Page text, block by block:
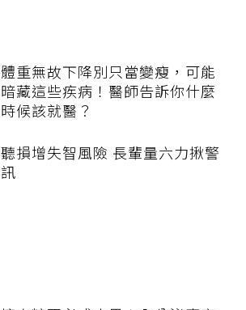
體重無故下降別只當變瘦，可能
暗藏這些疾病！醫師告訴你什麼
時候該就醫？
聽損增失智風險 長輩量六力揪警
訊